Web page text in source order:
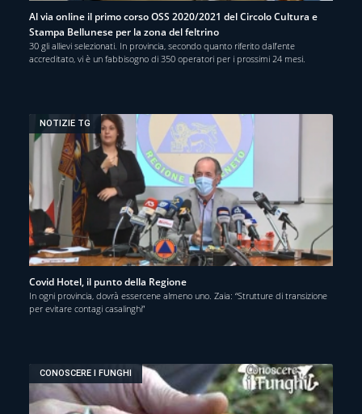
Al via online il primo corso OSS 2020/2021 del Circolo Cultura e
Stampa Bellunese per la zona del feltrino
30 gli allievi selezionati. In provincia, secondo quanto riferito dall’ente
accreditato, vi è un fabbisogno di 350 operatori per i prossimi 24 mesi.
NOTIZIE TG
Covid Hotel, il punto della Regione
In ogni provincia, dovrà essercene almeno uno. Zaia: “Strutture di transizione
per evitare contagi casalinghi”
CONOSCERE I FUNGHI